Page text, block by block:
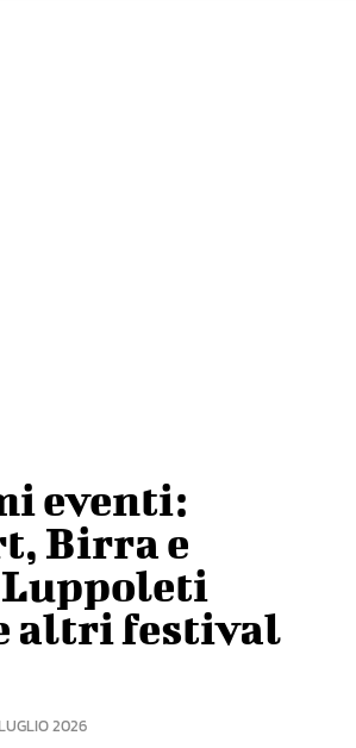
eventi:
Birra e
altri festival
2026